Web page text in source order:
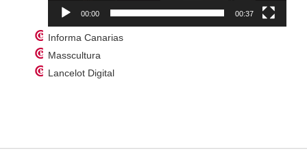
00:00 00:37
Informa Canarias
Masscultura
Lancelot Digital